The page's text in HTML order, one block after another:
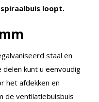
loopt.
staal en
kunt u eenvoudig
het afdekken en
de ventilatiebuisbuis